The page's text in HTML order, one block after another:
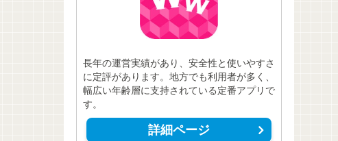
長年の運営実績があり、安全性と使いやすさ
に定評があります。地方でも利用者が多く、
幅広い年齢層に支持されている定番アプリで
す。
詳細ページ